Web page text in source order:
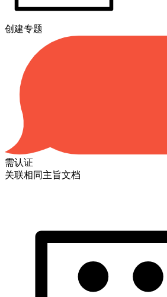
创建专题
需认证
关联相同主旨文档